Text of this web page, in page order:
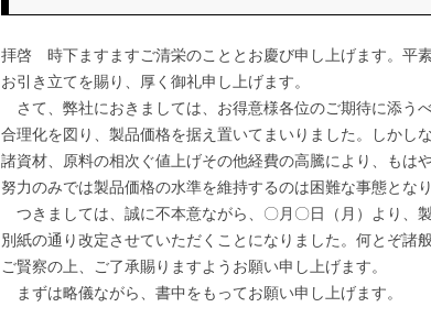
拝啓 時下ますますご清栄のこととお慶び申し上げます。平
お引き立てを賜り、厚く御礼申し上げます。
さて、弊社におきましては、お得意様各位のご期待に添う
合理化を図り、製品価格を据え置いてまいりました。しかし
諸資材、原料の相次ぐ値上げその他経費の高騰により、もは
努力のみでは製品価格の水準を維持するのは困難な事態となり
つきましては、誠に不本意ながら、〇月〇日（月）より、
別紙の通り改定させていただくことになりました。何とぞ諸
ご賢察の上、ご了承賜りますようお願い申し上げます。
まずは略儀ながら、書中をもってお願い申し上げます。
敬